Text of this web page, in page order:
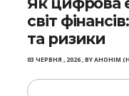
світ
та ризики
03 ЧЕРВНЯ , 2026,BYАНОНІМ